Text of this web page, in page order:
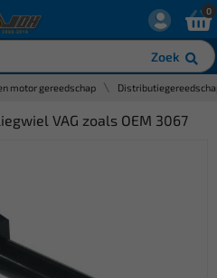
Zoek
0
motor gereedschap
VAG zoals OEM 3067